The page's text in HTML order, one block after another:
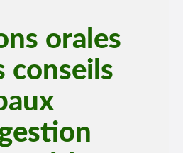
orales
conseils